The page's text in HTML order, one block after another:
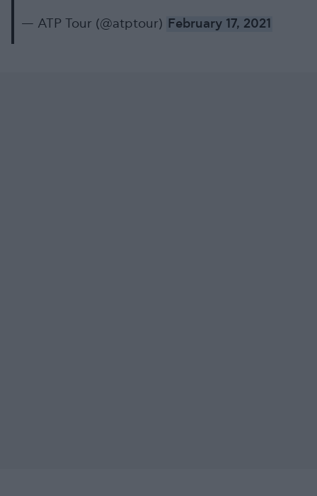
— ATP Tour (@atptour) February 17, 2021